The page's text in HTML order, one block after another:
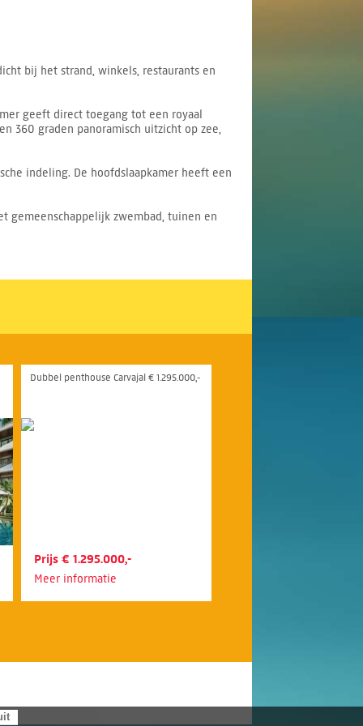
bij het strand, winkels, restaurants en
geeft direct toegang tot een royaal
360 graden panoramisch uitzicht op zee,
indeling. De hoofdslaapkamer heeft een
gemeenschappelijk zwembad, tuinen en
Dubbel penthouse Carvajal € 1.295.000,-
Prijs € 1.295.000,-
Meer informatie